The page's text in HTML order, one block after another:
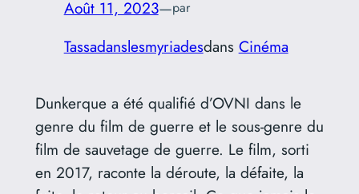
Août 11, 2023—par
Tassadanslesmyriadesdans Cinéma
Dunkerque a été qualifié d’OVNI dans le
genre du film de guerre et le sous-genre du
film de sauvetage de guerre. Le film, sorti
en 2017, raconte la déroute, la défaite, la